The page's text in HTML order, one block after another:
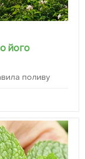
його
поливу